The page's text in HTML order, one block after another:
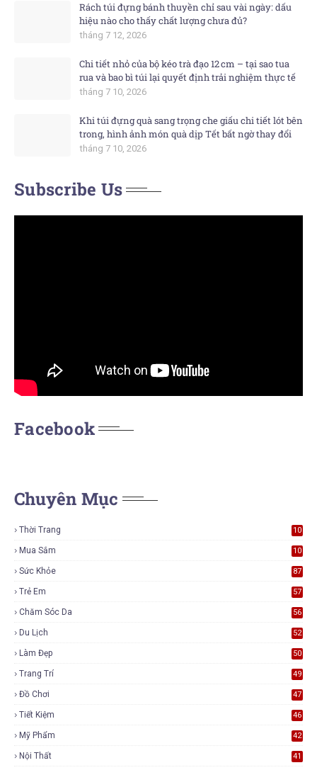
Rách túi đựng bánh thuyền chỉ sau vài ngày: dấu
hiệu nào cho thấy chất lượng chưa đủ?
tháng 7 12, 2026
Chi tiết nhỏ của bộ kéo trà đạo 12 cm – tại sao tua
rua và bao bì túi lại quyết định trải nghiệm thực tế
tháng 7 10, 2026
Khi túi đựng quà sang trọng che giấu chi tiết lót bên
trong, hình ảnh món quà dịp Tết bất ngờ thay đổi
tháng 7 10, 2026
Subscribe Us
Facebook
Chuyên Mục
Thời Trang
10
Mua Sắm
10
Sức Khỏe 87
Trẻ Em 57
Chăm Sóc Da 56
Du Lịch 52
Làm Đẹp 50
Trang Trí 49
Đồ Chơi 47
Tiết Kiệm 46
Mỹ Phẩm 42
Nội Thất 41